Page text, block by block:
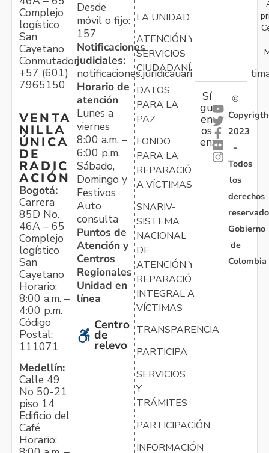
Complejo
logístico
San
Cayetano
Conmutador:
+57 (601)
7965150
VENTA
NILLA
ÚNICA
DE
RADIC
ACIÓN
Bogotá:
Carrera
85D No.
46A – 65
Complejo
logístico
San
Cayetano
Horario:
8:00 a.m. –
4:00 p.m.
Código
Postal:
111071
Medellín:
Calle 49
No 50-21
piso 14
Edificio del
Café
Horario:
Desde
móvil o fijo:
157
Notificaciones
judiciales:
Horario de
atención
Lunes a
viernes
8:00 a.m. –
6:00 p.m.
Sábado,
Domingo y
Festivos
Auto
consulta
Puntos de
Atención y
Centros
Regionales
Unidad en
línea
Centro
de
relevo
LA UNIDAD
ATENCIÓN Y
SERVICIOS
CIUDADANÍA
DATOS
PARA LA
PAZ
FONDO
PARA LA
REPARACIÓN
A VÍCTIMAS
SNARIV-
SISTEMA
NACIONAL
DE
ATENCIÓN Y
REPARACIÓN
INTEGRAL A
VÍCTIMAS
TRANSPARENCIA
PARTICIPA
SERVICIOS
Y
TRÁMITES
PARTICIPACIÓN
INFORMACIÓN
Sí
gu
en
os
en:
©
Copyrigth
2023
-
Todos
los
derechos
Gobierno
de
Colombia